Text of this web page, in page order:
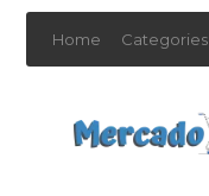
Home Categories